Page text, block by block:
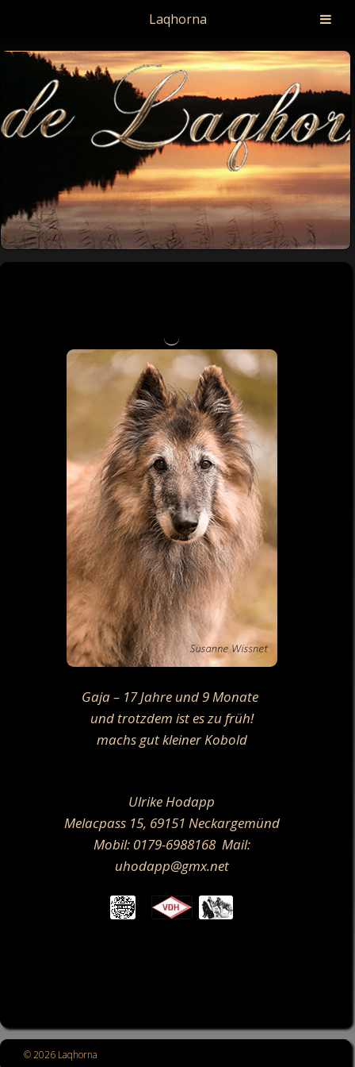
Gaja – 17 Jahre und 9 Monate
und trotzdem ist es zu früh!
machs gut kleiner Kobold
Ulrike Hodapp
Melacpass 15, 69151 Neckargemünd
Mobil: 0179-6988168 Mail:
uhodapp@gmx.net
© 2026 Laqhorna
Laqhorna